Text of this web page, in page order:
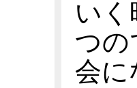
い
つの
会に